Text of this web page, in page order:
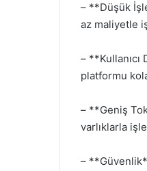
– **Düşük
az maliyetle
– **Kullanıcı
platformu
– **Geniş
varlıklarla
–